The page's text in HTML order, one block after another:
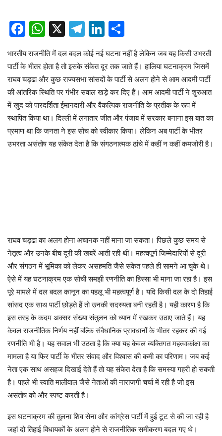
Facebook
WhatsApp
X Telegram
LinkedIn
भारतीय राजनीति में दल बदल कोई नई घटना नहीं है लेकिन जब यह किसी उभरती
पार्टी के भीतर होता है तो इसके संकेत दूर तक जाते हैं। हालिया घटनाक्रम जिसमें
राघव चड्ढा और कुछ राज्यसभा सांसदों के पार्टी से अलग होने से आम आदमी पार्टी
की आंतरिक स्थिति पर गंभीर सवाल खड़े कर दिए हैं। आम आदमी पार्टी ने शुरुआत
में खुद को पारदर्शिता ईमानदारी और वैकल्पिक राजनीति के प्रतीक के रूप में
स्थापित किया था। दिल्ली में लगातार जीत और पंजाब में सरकार बनाना इस बात का
प्रमाण था कि जनता ने इस सोच को स्वीकार किया। लेकिन अब पार्टी के भीतर
उभरता असंतोष यह संकेत देता है कि संगठनात्मक ढांचे में कहीं न कहीं कमजोरी है।
राघव चड्ढा का अलग होना अचानक नहीं माना जा सकता। पिछले कुछ समय से
नेतृत्व और उनके बीच दूरी की खबरें आती रही थीं। महत्वपूर्ण जिम्मेदारियों से दूरी
और संगठन में भूमिका को लेकर असहमति जैसे संकेत पहले ही सामने आ चुके थे।
ऐसे में यह घटनाक्रम एक सोची समझी रणनीति का हिस्सा भी माना जा रहा है। इस
पूरे मामले में दल बदल कानून का पहलू भी महत्वपूर्ण है। यदि किसी दल के दो तिहाई
सांसद एक साथ पार्टी छोड़ते हैं तो उनकी सदस्यता बनी रहती है। यही कारण है कि
इस तरह के कदम अक्सर संख्या संतुलन को ध्यान में रखकर उठाए जाते हैं। यह
केवल राजनीतिक निर्णय नहीं बल्कि संवैधानिक प्रावधानों के भीतर रहकर की गई
रणनीति भी है। यह सवाल भी उठता है कि क्या यह केवल व्यक्तिगत महत्वाकांक्षा का
मामला है या फिर पार्टी के भीतर संवाद और विश्वास की कमी का परिणाम। जब कई
नेता एक साथ असहज दिखाई देते हैं तो यह संकेत देता है कि समस्या गहरी हो सकती
है। पहले भी स्वाति मालीवाल जैसे नेताओं की नाराजगी चर्चा में रही है जो इस
असंतोष को और स्पष्ट करती है।
इस घटनाक्रम की तुलना शिव सेना और कांग्रेस पार्टी में हुई टूट से की जा रही है
जहां दो तिहाई विधायकों के अलग होने से राजनीतिक समीकरण बदल गए थे।